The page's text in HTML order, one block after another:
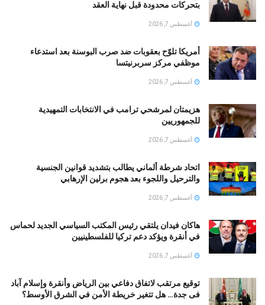
بتحركات محدودة قبل نهاية العقد
أغسطس 7, 2026
أمريكا تلوّح بعقوبات ضد صرب البوسنة بعد استدعاء
موظفي مركز سربرنيتسا
أغسطس 7, 2026
هزيمتان لمرشحي ترامب في الانتخابات التمهيدية
للجمهوريين
أغسطس 7, 2026
اتحاد شرطة ألماني يطالب بتشديد قوانين الجنسية
والترحيل واللجوء بعد هجوم برلين الإرهابي
أغسطس 7, 2026
هاكان فيدان يلتقي رئيس المكتب السياسي الجديد لحماس
في أنقرة ويؤكد دعم تركيا للفلسطينيين
أغسطس 7, 2026
توقيع مرتقب لاتفاق دفاعي بين الرياض وأنقرة وإسلام آباد
فى جدة… هل تتغير خريطة الأمن في الشرق الأوسط؟